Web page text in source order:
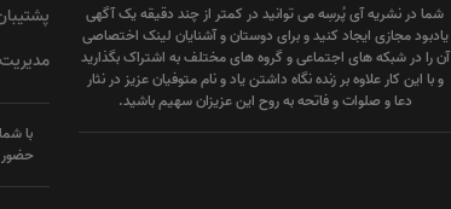
شما در نشریه آی پُرسِه می توانید در کمتر از چند دقیقه یک آگهی
یادبود مجازی ایجاد کنید و برای دوستان و آشنایان لینک اختصاصی
آن را در شبکه های اجتماعی و گروه های مختلف به اشتراک بگذارید
و با این کار علاوه بر زنده نگاه داشتن یاد و نام متوفیان عزیز در نثار
دعا و صلوات و فاتحه به روح این عزیزان سهیم باشید.
پشتیبان:
مدیریت :
با
حضور